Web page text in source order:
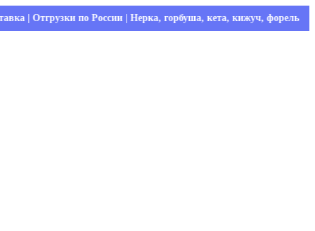
по России | Нерка, горбуша, кета, кижуч, форель